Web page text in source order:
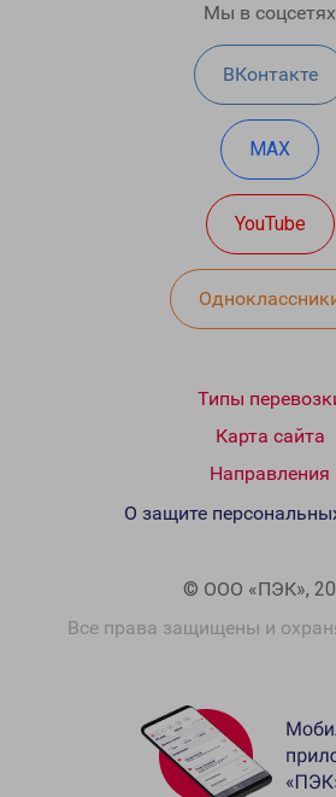
Мы в соцсетях
ВКонтакте
MAX
YouTube
Типы
Карта сайта
Направления
© ООО «ПЭК»,
Все права защищены и
О защите